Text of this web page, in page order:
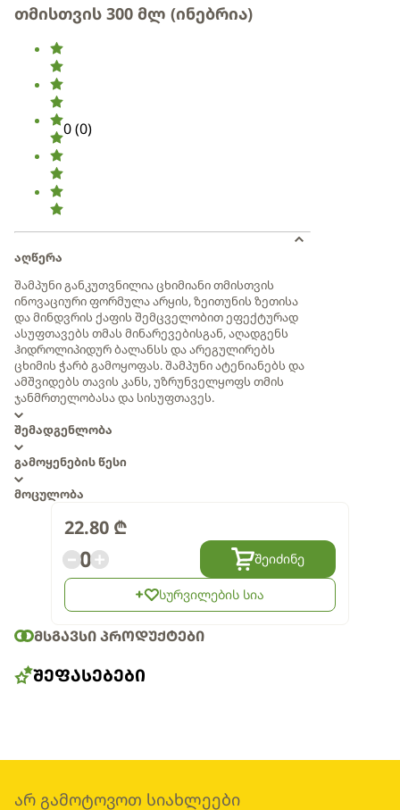
თმისთვის 300 მლ (ინებრია)
0(0)
აღწერა
შამპუნი განკუთვნილია ცხიმიანი თმისთვის
ინოვაციური ფორმულა არყის, ზეითუნის ზეთისა
და მინდვრის ქაფის შემცველობით ეფექტურად
ასუფთავებს თმას მინარევებისგან, აღადგენს
ჰიდროლიპიდურ ბალანსს და არეგულირებს
ცხიმის ჭარბ გამოყოფას. შამპუნი ატენიანებს და
ამშვიდებს თავის კანს, უზრუნველყოფს თმის
ჯანმრთელობასა და სისუფთავეს.
შემადგენლობა
გამოყენების წესი
მოცულობა
22.80 ₾
0 შეიძინე
სურვილების სია
ᲛᲡᲒᲐᲕᲡᲘ ᲞᲠᲝᲓᲣᲥᲢᲔᲑᲘ
ᲨᲔᲤᲐᲡᲔᲑᲔᲑᲘ
არ გამოტოვოთ სიახლეები